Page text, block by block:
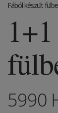
Fából készült
5990